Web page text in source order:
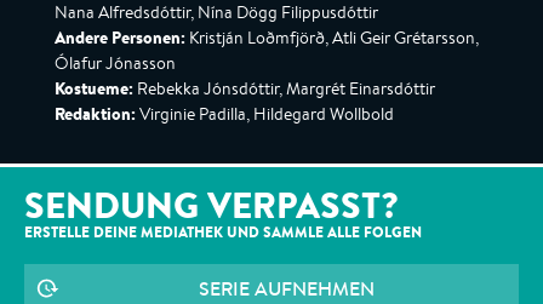
Nana Alfredsdóttir, Nína Dögg Filippusdóttir
Andere Personen: Kristján Loðmfjörð, Atli Geir Grétarsson,
Ólafur Jónasson
Kostueme: Rebekka Jónsdóttir, Margrét Einarsdóttir
Redaktion: Virginie Padilla, Hildegard Wollbold
SENDUNG VERPASST?
ERSTELLE DEINE MEDIATHEK UND SAMMLE ALLE FOLGEN
SERIE AUFNEHMEN